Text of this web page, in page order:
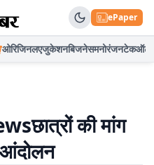
ePaper
ओरिजिनलएजुकेशनबिजनेसमनोरंजनटेकऑटो
की मांग
आंदोलन